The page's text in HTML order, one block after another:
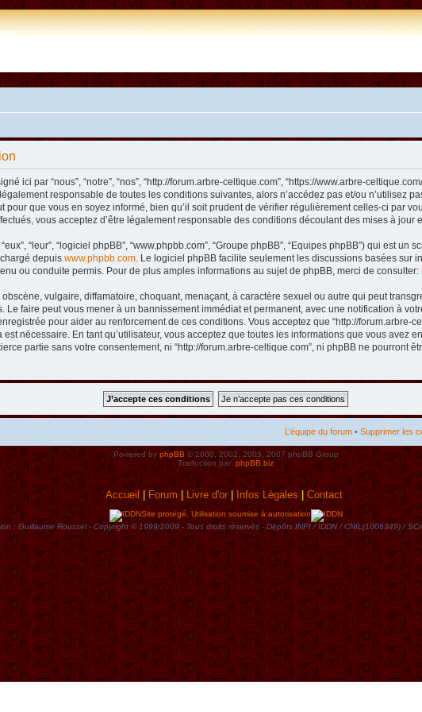
ici par “nous”, “notre”, “nos”, “http://forum.arbre-celtique.com”, “https://www.arbre-
responsable de toutes les conditions suivantes, alors n’accédez pas et/ou n’utilisez
pour que vous en soyez informé, bien qu’il soit prudent de vérifier régulièrement celles-ci par
vous acceptez d’être légalement responsable des conditions découlant des mises à jour
“leur”, “logiciel phpBB”, “www.phpbb.com”, “Groupe phpBB”, “Equipes phpBB”) qui est un
depuis www.phpbb.com . Le logiciel phpBB facilite seulement les discussions basées sur
ou conduite permis. Pour de plus amples informations au sujet de phpBB, merci de consulter:
vulgaire, diffamatoire, choquant, menaçant, à caractère sexuel ou autre qui peut
Le faire peut vous mener à un bannissement immédiat et permanent, avec une notification à
pour aider au renforcement de ces conditions. Vous acceptez que “http://forum.arbre-
nécessaire. En tant qu’utilisateur, vous acceptez que toutes les informations que vous avez
partie sans votre consentement, ni “http://forum.arbre-celtique.com”, ni phpBB ne pourront
L’équipe du forum • Supprimer les
Powered byphpBB© 2000, 2002, 2005, 2007 phpBB Group
Traduction par: phpBB.biz
Accueil|Forum|Livre d'or| Infos Lègales|Contact
Site protégé. Utilisation soumise à autorisation
: Guillaume Roussel - Copyright © 1999/2009 - Tous droits rèservès - Dèpôts INPI / IDDN / CNIL(1006349) /